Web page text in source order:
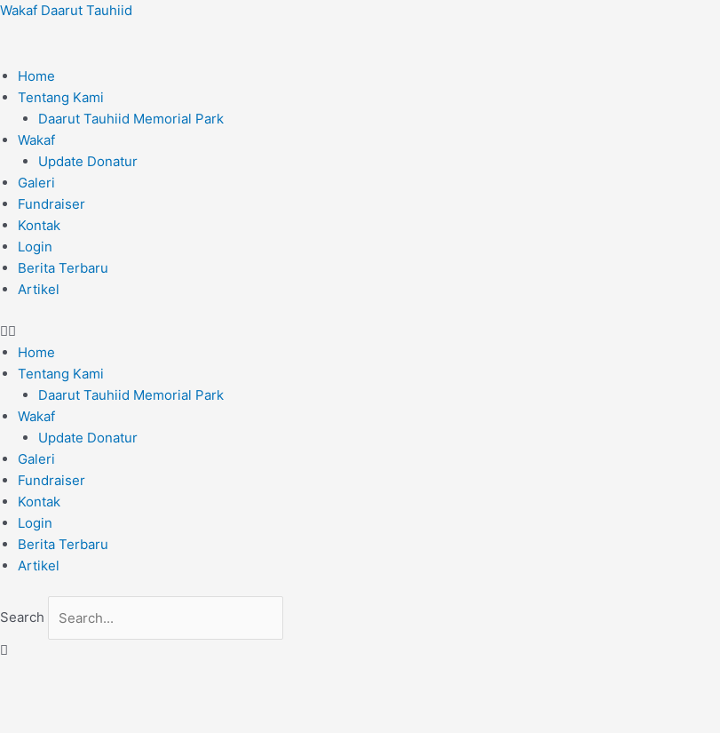
Lewati
Wakaf Daarut Tauhiid
Home
Tentang Kami
Daarut Tauhiid Memorial Park
Wakaf
Update Donatur
Galeri
Fundraiser
Kontak
Login
Berita Terbaru
Artikel
Home
Tentang Kami
Daarut Tauhiid Memorial Park
Wakaf
Update Donatur
Galeri
Fundraiser
Kontak
Login
Berita Terbaru
Artikel
Search